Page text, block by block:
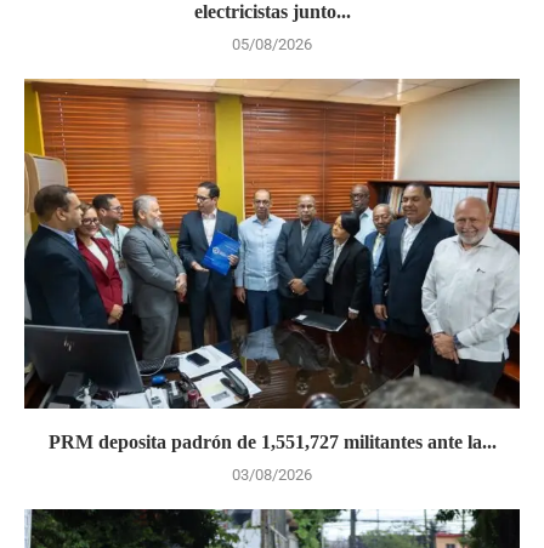
electricistas junto...
05/08/2026
PRM deposita padrón de 1,551,727 militantes ante la...
03/08/2026